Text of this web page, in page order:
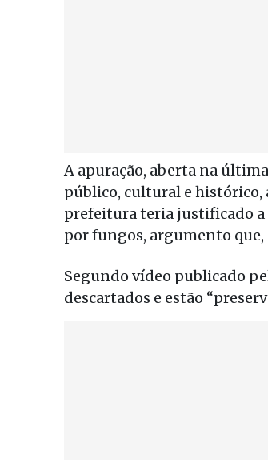
A apuração, aberta na
público, cultural e histórico,
prefeitura teria justificado a
por fungos, argumento que,
Segundo vídeo publicado
descartados e estão